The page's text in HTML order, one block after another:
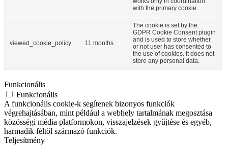
with the primary cookie.
viewed_cookie_policy 11 months
The cookie is set by the
GDPR Cookie Consent plugin
and is used to store whether
or not user has consented to
the use of cookies. It does not
store any personal data.
Funkcionális
Funkcionális
A funkcionális cookie-k segítenek bizonyos funkciók
végrehajtásában, mint például a webhely tartalmának megosztása
közösségi média platformokon, visszajelzések gyűjtése és egyéb,
harmadik féltől származó funkciók.
Teljesítmény